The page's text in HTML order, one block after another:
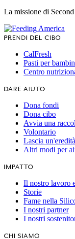
La missione di
PRENDI DEL CIBO
CalFresh
Pasti per
Centro
DARE AIUTO
Dona fondi
Dona cibo
Avvia una
Volontario
Lascia un'eredità
Altri modi per
IMPATTO
Il nostro lavoro
Storie
Fame nella
I nostri partner
I nostri
CHI SIAMO